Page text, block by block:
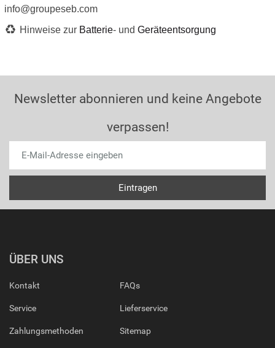
info@groupeseb.com
Hinweise zur Batterie- und Geräteentsorgung
Newsletter abonnieren und keine Angebote
verpassen!
ÜBER UNS
Kontakt
Service
Zahlungsmethoden
FAQs
Lieferservice
Sitemap